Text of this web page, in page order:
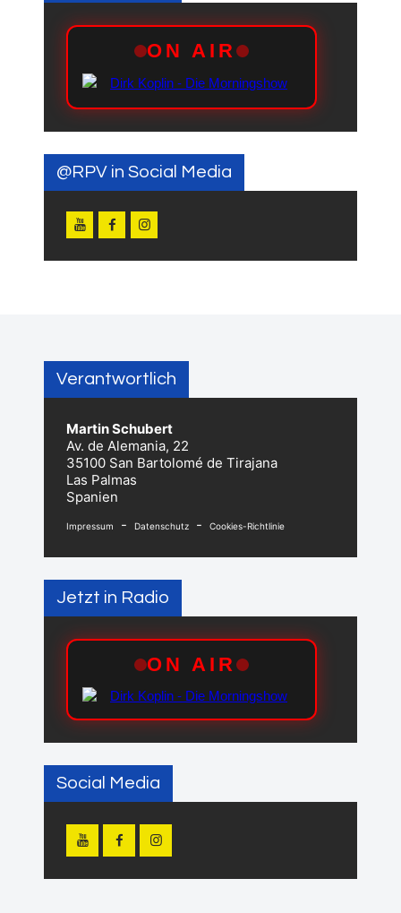
@RPV in Social Media
Verantwortlich
Martin Schubert
Av. de Alemania, 22
35100 San Bartolomé de Tirajana
Las Palmas
Spanien
Impressum - Datenschutz - Cookies-Richtlinie
Jetzt in Radio
Social Media